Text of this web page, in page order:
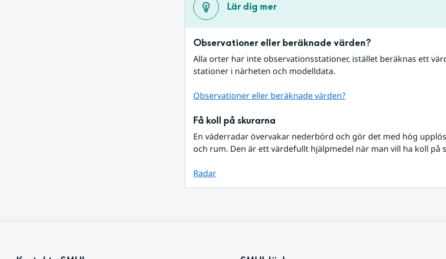
Lär dig mer
Observationer eller beräknade värden?
Alla orter har inte observationsstationer, istället beräknas ett
stationer i närheten och modelldata.
Observationer eller beräknade värden?
Få koll på skurarna
En väderradar övervakar nederbörd och gör det med hög
och rum. Den är ett värdefullt hjälpmedel när man vill ha koll på
Radar